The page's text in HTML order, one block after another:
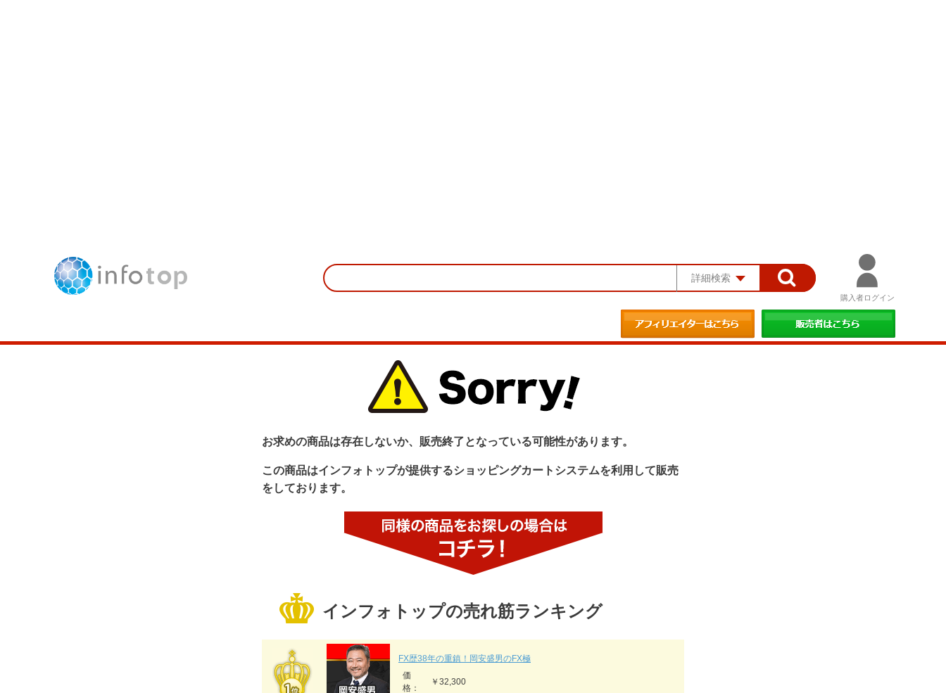
詳細検索
購入者ログイン
お求めの商品は存在しないか、販売終了となっている可能性があります。
この商品はインフォトップが提供するショッピングカートシステムを利用して販売
をしております。
インフォトップの売れ筋ランキング
FX歴38年の重鎮！岡安盛男のFX極
価
格：
￥32,300